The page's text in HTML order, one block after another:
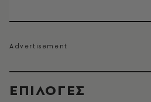
EΠΙΛΟΓΈΣ